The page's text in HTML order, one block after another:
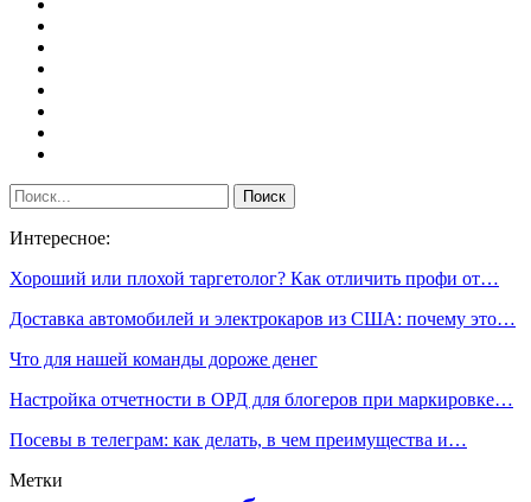
Интересное:
Хороший или плохой таргетолог? Как отличить профи от…
Доставка автомобилей и электрокаров из США: почему это…
Что для нашей команды дороже денег
Настройка отчетности в ОРД для блогеров при маркировке…
Посевы в телеграм: как делать, в чем преимущества и…
Метки